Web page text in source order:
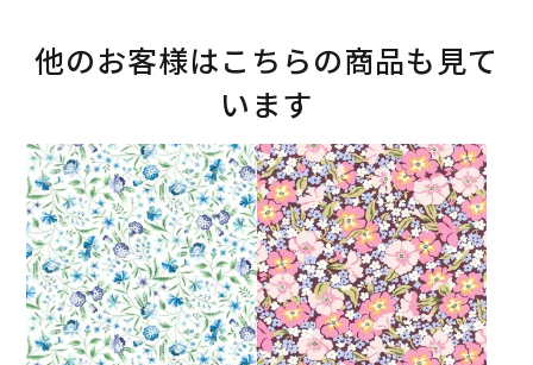
他のお客様はこちらの商品も見て
います